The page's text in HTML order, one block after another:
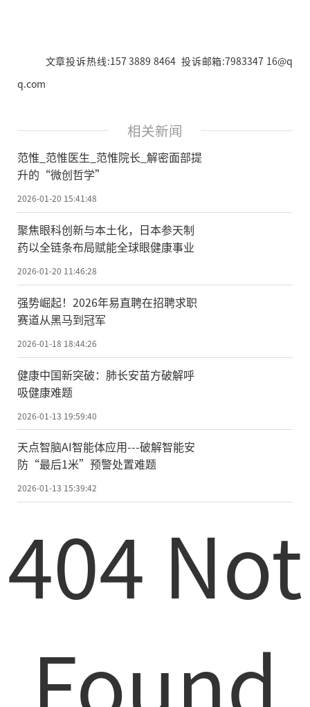
文章投诉热线:157 3889 8464 投诉邮箱:7983347 16@q
q.com
相关新闻
范惟_范惟医生_范惟院长_解密面部提
升的“微创哲学”
2026-01-20 15:41:48
聚焦眼科创新与本土化，日本参天制
药以全链条布局赋能全球眼健康事业
2026-01-20 11:46:28
强势崛起！2026年易直聘在招聘求职
赛道从黑马到冠军
2026-01-18 18:44:26
健康中国新突破：肺长安苗方破解呼
吸健康难题
2026-01-13 19:59:40
天点智脑AI智能体应用---破解智能安
防“最后1米”预警处置难题
2026-01-13 15:39:42
404 Not
Found